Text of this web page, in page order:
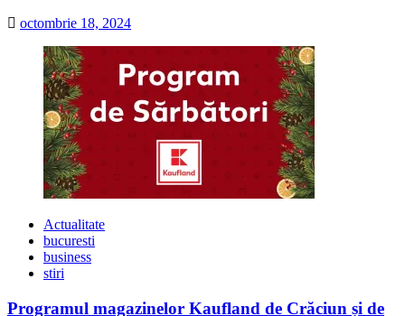
octombrie 18, 2024
Actualitate
bucuresti
business
stiri
Programul magazinelor Kaufland de Crăciun și de